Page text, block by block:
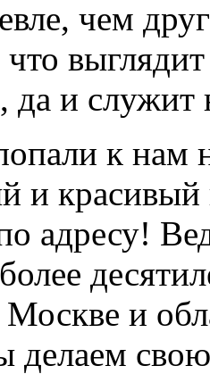
чем
да и служит
к нам
и
адресу!
Москве и
делаем